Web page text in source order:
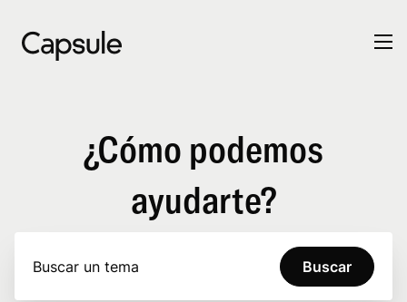
¿Cómo podemos
ayudarte?
Buscar